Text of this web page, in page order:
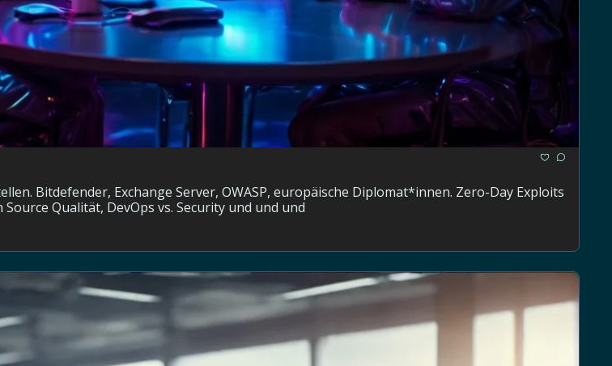
Bitdefender, Exchange Server, OWASP, europäische Diplomat*innen. Zero-Day Exploits
Qualität, DevOps vs. Security und und und